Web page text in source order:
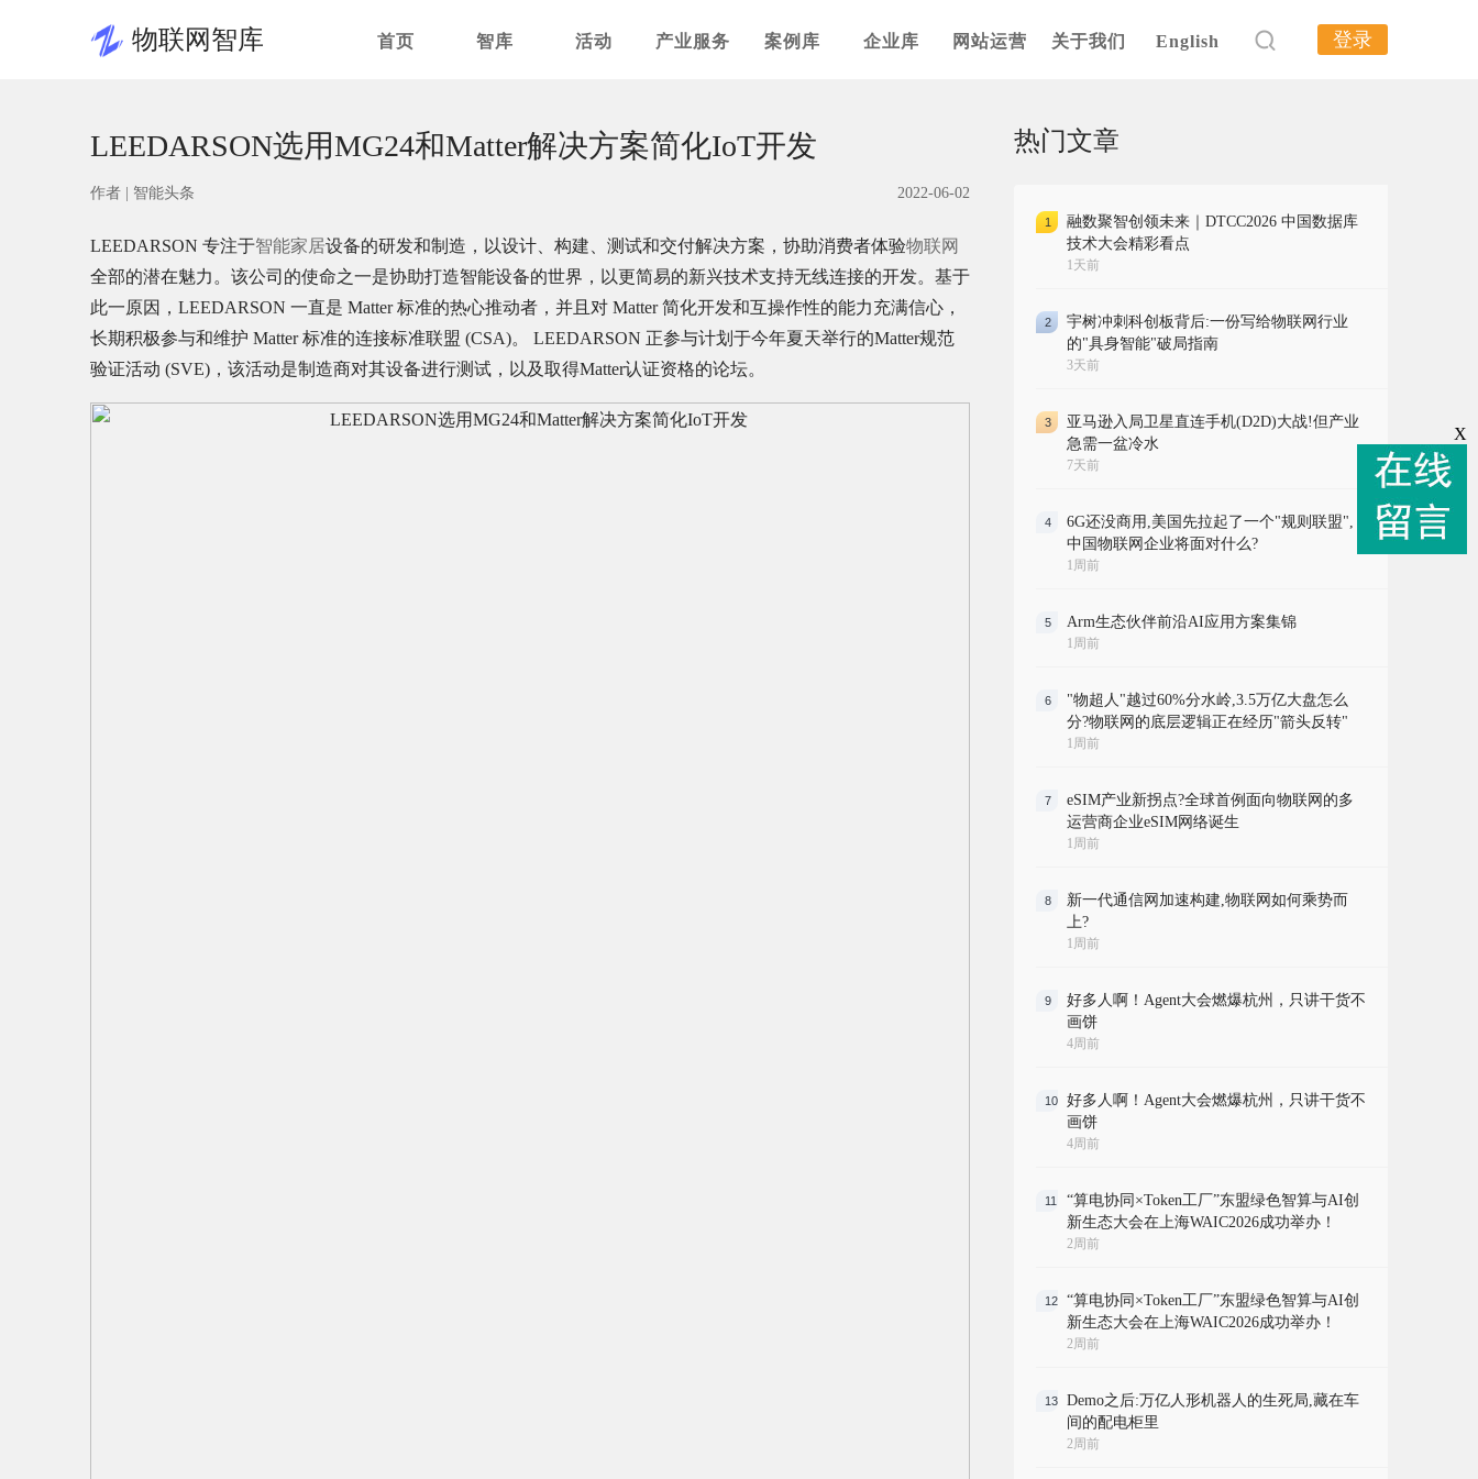
物联网智库 首页 智库 活动 产业服务 案例库 企业库 网站运营 关于我们 English 登录
LEEDARSON选用MG24和Matter解决方案简化IoT开发
作者 | 智能头条 2022-06-02
LEEDARSON 专注于智能家居设备的研发和制造，以设计、构建、测试和交付解决方案，协助消费者体验物联网
全部的潜在魅力。该公司的使命之一是协助打造智能设备的世界，以更简易的新兴技术支持无线连接的开发。基于
此一原因，LEEDARSON 一直是 Matter 标准的热心推动者，并且对 Matter 简化开发和互操作性的能力充满信心，
长期积极参与和维护 Matter 标准的连接标准联盟 (CSA)。 LEEDARSON 正参与计划于今年夏天举行的Matter规范
验证活动 (SVE)，该活动是制造商对其设备进行测试，以及取得Matter认证资格的论坛。
热门文章
1
融数聚智创领未来｜DTCC2026 中国数据库
技术大会精彩看点
1天前
2
宇树冲刺科创板背后:一份写给物联网行业
的"具身智能"破局指南
3天前
3
亚马逊入局卫星直连手机(D2D)大战!但产业
急需一盆冷水
7天前
4
6G还没商用,美国先拉起了一个"规则联盟",
中国物联网企业将面对什么?
1周前
5 Arm生态伙伴前沿AI应用方案集锦
1周前
6
"物超人"越过60%分水岭,3.5万亿大盘怎么
分?物联网的底层逻辑正在经历"箭头反转"
1周前
7
eSIM产业新拐点?全球首例面向物联网的多
运营商企业eSIM网络诞生
1周前
8
新一代通信网加速构建,物联网如何乘势而
上?
1周前
9
好多人啊！Agent大会燃爆杭州，只讲干货不
画饼
4周前
10
好多人啊！Agent大会燃爆杭州，只讲干货不
画饼
4周前
11
“算电协同×Token工厂”东盟绿色智算与AI创
新生态大会在上海WAIC2026成功举办！
2周前
12
“算电协同×Token工厂”东盟绿色智算与AI创
新生态大会在上海WAIC2026成功举办！
2周前
13
Demo之后:万亿人形机器人的生死局,藏在车
间的配电柜里
2周前
X